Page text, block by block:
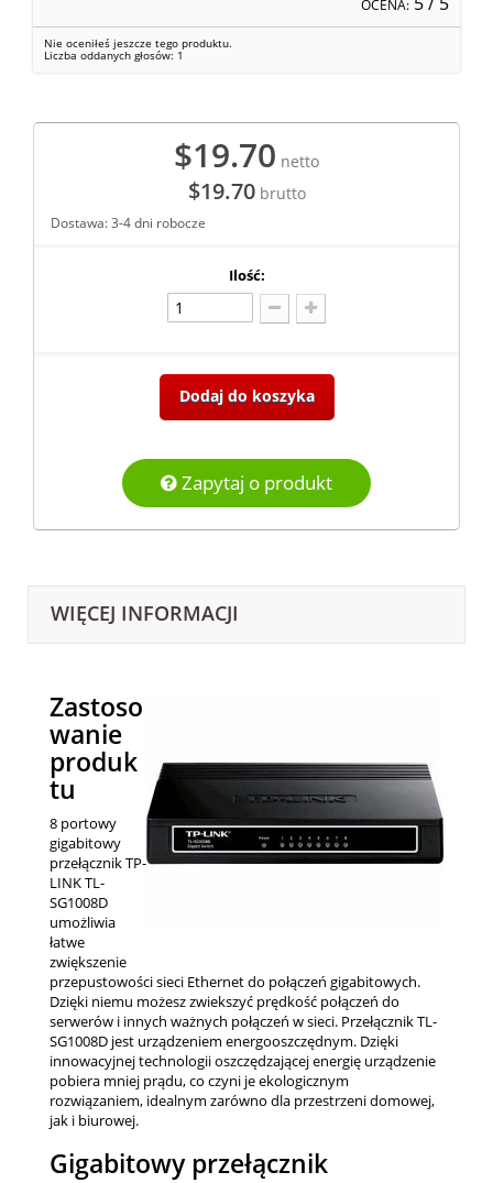
OCENA:
Nie oceniłeś jeszcze tego produktu.
Liczba oddanych głosów: 1
$19.70 netto
$19.70brutto
Dostawa: 3-4 dni robocze
Ilość:
Dodaj do koszyka
Zapytaj o produkt
WIĘCEJ INFORMACJI
Zastoso
wanie
produk
tu
8 portowy
gigabitowy
przełącznik TP-
LINK TL-
SG1008D
umożliwia
łatwe
zwiększenie
przepustowości sieci Ethernet do połączeń gigabitowych.
Dzięki niemu możesz zwiekszyć prędkość połączeń do
serwerów i innych ważnych połączeń w sieci. Przełącznik TL-
SG1008D jest urządzeniem energooszczędnym. Dzięki
innowacyjnej technologii oszczędzającej energię urządzenie
pobiera mniej prądu, co czyni je ekologicznym
rozwiązaniem, idealnym zarówno dla przestrzeni domowej,
jak i biurowej.
Gigabitowy przełącznik